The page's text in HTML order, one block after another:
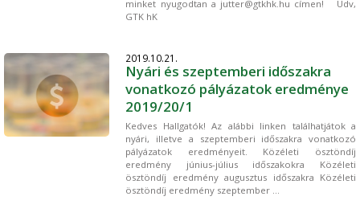
minket nyugodtan a jutter@gtkhk.hu címen! Üdv,
GTK hK
2019.10.21.
Nyári és szeptemberi időszakra
vonatkozó pályázatok eredménye
2019/20/1
Kedves Hallgatók! Az alábbi linken találhatjátok a
nyári, illetve a szeptemberi időszakra vonatkozó
pályázatok eredményeit. Közéleti ösztöndíj
eredmény június-július időszakokra Közéleti
ösztöndíj eredmény augusztus időszakra Közéleti
ösztöndíj eredmény szeptember ...